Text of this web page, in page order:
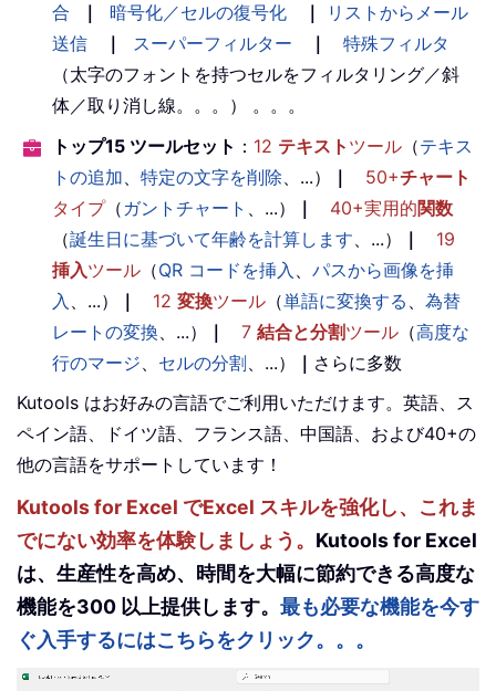
合
｜ 暗号化／セルの復号化 ｜
リストからメール
送信
｜ スーパーフィルター ｜
特殊フィルタ
（太字のフォントを持つセルをフィルタリング／斜
体／取り消し線。。。） 。。。
トップ15 ツールセット ： 12 テキスト ツール （テキス
トの追加、 特定の文字を削除、...） ｜ 50+チャート
タイプ（ ガントチャート 、...） ｜ 40+実用的関数
（誕生日に基づいて年齢を計算します、...） ｜
19
挿入ツール （QR コードを挿入 、 パスから画像を挿
入 、...） ｜ 12 変換ツール （単語に変換する 、 為替
レートの変換、...） ｜ 7 結合と分割ツール （高度な
行のマージ、 セルの分割、...） ｜ さらに多数
Kutools はお好みの言語でご利用いただけます。英語、ス
ペイン語、ドイツ語、フランス語、中国語、および40+の
他の言語をサポートしています！
Kutools for Excel でExcel スキルを強化し、これま
でにない効率を体験しましょう。 Kutools for Excel
は、生産性を高め、時間を大幅に節約できる高度な
機能を300 以上提供します。 最も必要な機能を今す
ぐ入手するにはこちらをクリック。。。